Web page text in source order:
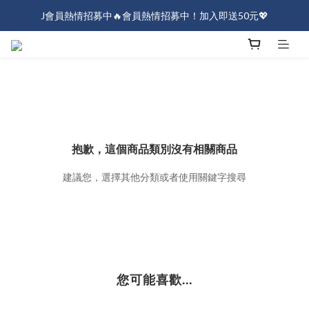
J會員熱情招募中🔥會員熱情招募中！加入即送50元💖
J會員熱情招募中🔥會員熱情招募中！加入即送50元💖
抱歉，這個商品類別沒有相關商品
建議您，選擇其他分類或者使用關鍵字搜尋
您可能喜歡...